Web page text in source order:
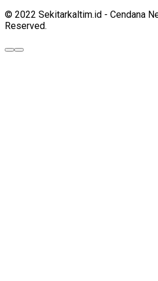
© 2022 Sekitarkaltim.id - Cendana
Reserved.